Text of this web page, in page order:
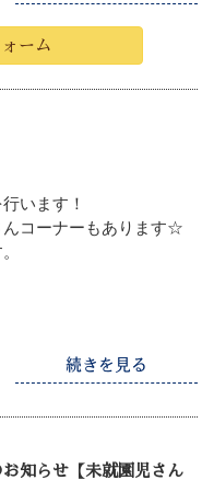
ーム
います！
コーナーもあります☆
続きを見る
お知らせ【未就園児さん